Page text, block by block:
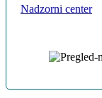
Nadzorni center